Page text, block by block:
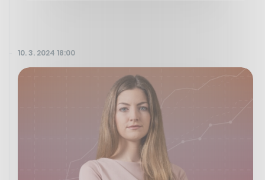
10. 3. 2024 18:00